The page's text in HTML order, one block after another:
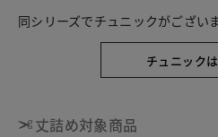
同シリーズでチュニックがございま
チュニック
丈詰め対象商品